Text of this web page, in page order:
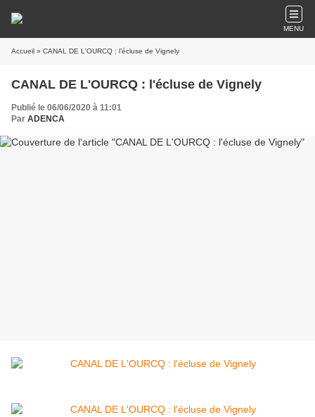
MENU
Accueil » CANAL DE L'OURCQ : l'écluse de Vignely
CANAL DE L'OURCQ : l'écluse de Vignely
Publié le 06/06/2020 à 11:01
Par ADENCA